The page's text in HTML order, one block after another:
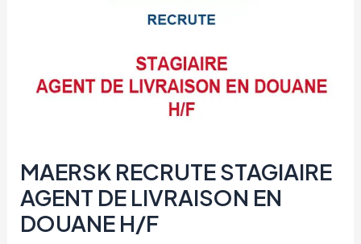
MAERSK RECRUTE STAGIAIRE
AGENT DE LIVRAISON EN
DOUANE H/F